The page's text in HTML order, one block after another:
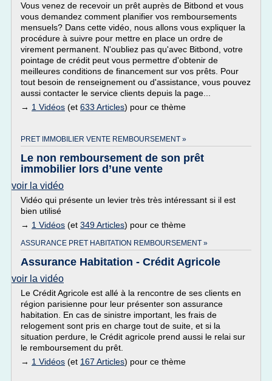
Vous venez de recevoir un prêt auprès de Bitbond et vous
vous demandez comment planifier vos remboursements
mensuels? Dans cette vidéo, nous allons vous expliquer la
procédure à suivre pour mettre en place un ordre de
virement permanent. N'oubliez pas qu'avec Bitbond, votre
pointage de crédit peut vous permettre d'obtenir de
meilleures conditions de financement sur vos prêts. Pour
tout besoin de renseignement ou d'assistance, vous pouvez
aussi contacter le service clients depuis la page...
→ 1 Vidéos (et 633 Articles) pour ce thème
PRET IMMOBILIER VENTE REMBOURSEMENT »
Le non remboursement de son prêt
immobilier lors d’une vente
voir la vidéo
Vidéo qui présente un levier très très intéressant si il est
bien utilisé
→ 1 Vidéos (et 349 Articles) pour ce thème
ASSURANCE PRET HABITATION REMBOURSEMENT »
Assurance Habitation - Crédit Agricole
voir la vidéo
Le Crédit Agricole est allé à la rencontre de ses clients en
région parisienne pour leur présenter son assurance
habitation. En cas de sinistre important, les frais de
relogement sont pris en charge tout de suite, et si la
situation perdure, le Crédit agricole prend aussi le relai sur
le remboursement du prêt.
→ 1 Vidéos (et 167 Articles) pour ce thème